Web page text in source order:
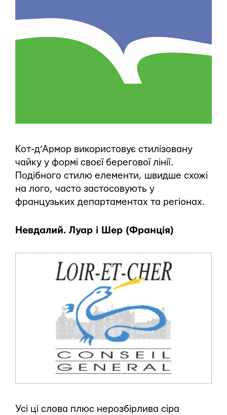
Кот-д’Армор використовує стилізовану
чайку у формі своєї берегової лінії.
Подібного стилю елементи, швидше схожі
на лого, часто застосовують у
французьких департаментах та регіонах.
Невдалий. Луар і Шер (Франція)
Усі ці слова плюс нерозбірлива сіра